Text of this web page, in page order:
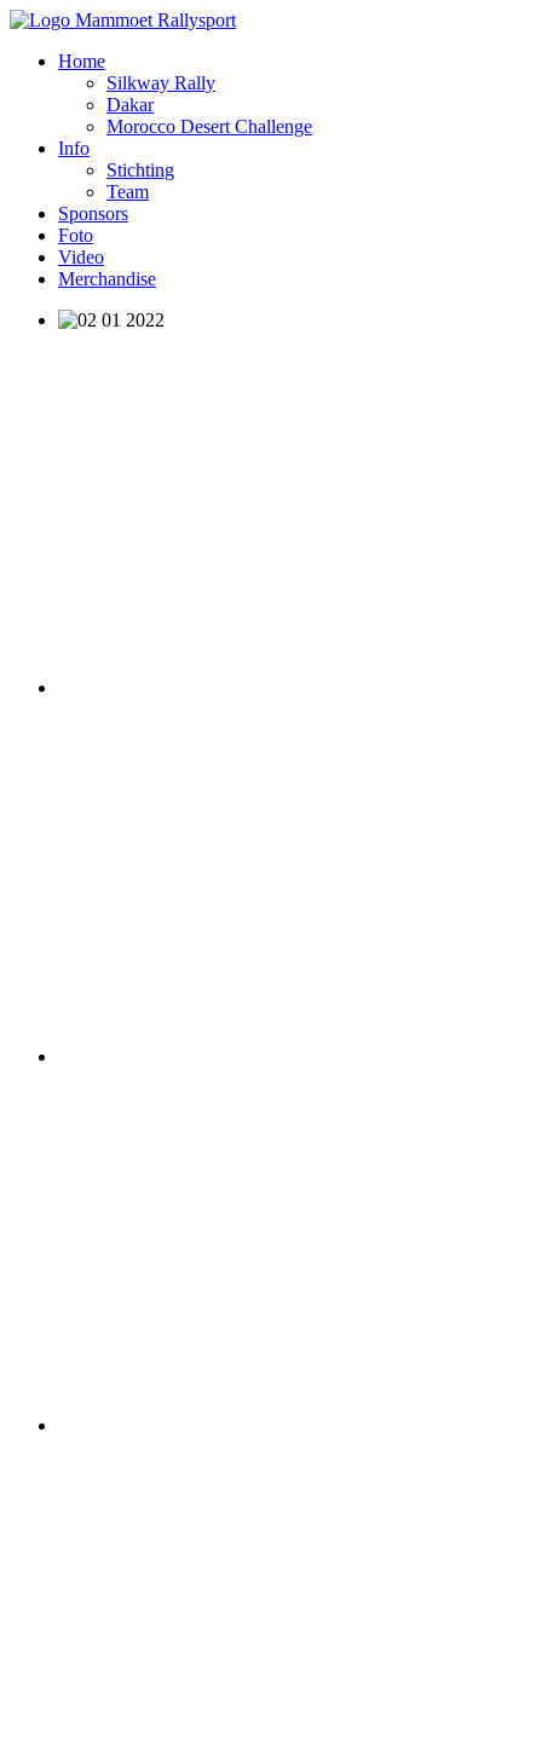
Home
Silkway Rally
Dakar
Morocco Desert Challenge
Info
Stichting
Team
Sponsors
Foto
Video
Merchandise